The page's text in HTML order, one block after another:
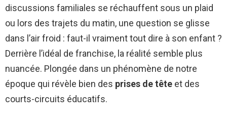
discussions familiales se réchauffent sous un plaid
ou lors des trajets du matin, une question se glisse
dans l’air froid : faut-il vraiment tout dire à son enfant ?
Derrière l’idéal de franchise, la réalité semble plus
nuancée. Plongée dans un phénomène de notre
époque qui révèle bien des prises de tête et des
courts-circuits éducatifs.